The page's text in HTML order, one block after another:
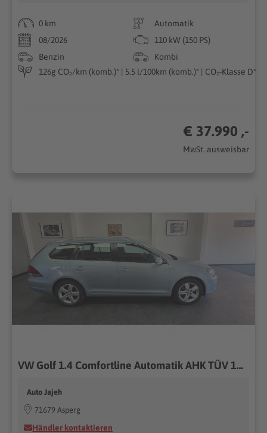
0 km
Automatik
08/2026
110 kW (150 PS)
Benzin
Kombi
126g CO₂/km (komb.)* | 5.5 l/100km (komb.)* | CO₂-Klasse D*
€ 37.990 ,-
MwSt. ausweisbar
VW Golf 1.4 Comfortline Automatik AHK TÜV 10/2027
Auto Jajeh
71679 Asperg
Händler kontaktieren